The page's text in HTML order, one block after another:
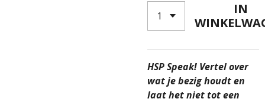
IN
HSP Speak! Vertel over
wat je bezig houdt en
laat het niet tot een